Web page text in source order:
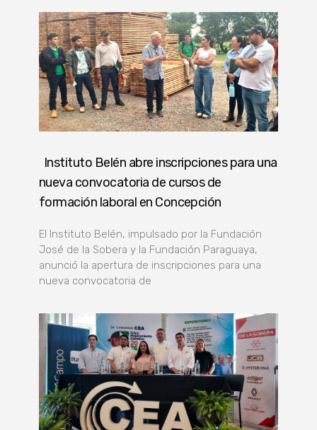
Instituto Belén abre inscripciones para una
nueva convocatoria de cursos de
formación laboral en Concepción
El Instituto Belén, impulsado por la Fundación
José de la Sobera y la Fundación Paraguaya,
anunció la apertura de inscripciones para una
nueva convocatoria de